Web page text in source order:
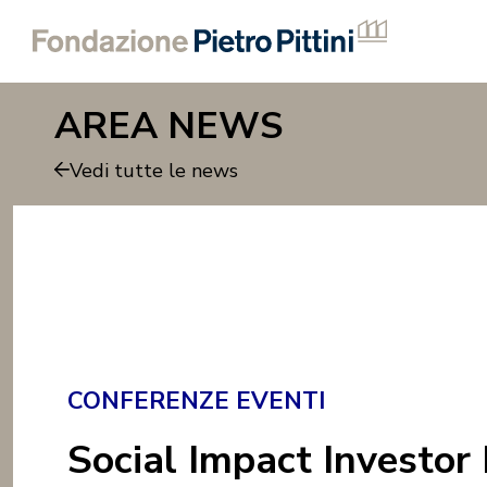
AREA NEWS
Vedi tutte le news
CONFERENZE EVENTI
Social Impact Investor